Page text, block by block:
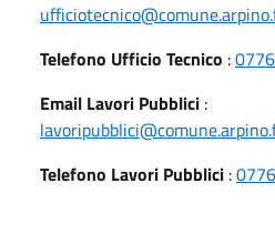
Telefono Ufficio Tecnico :
Email Lavori Pubblici :
Telefono Lavori Pubblici :